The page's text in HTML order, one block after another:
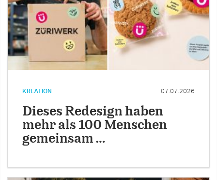
KREATION 07.07.2026
Dieses Redesign haben
mehr als 100 Menschen
gemeinsam …